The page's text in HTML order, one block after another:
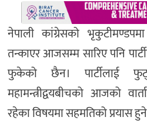
नेपाली कांग्रेसको
तन्काएर आजसम्म सारिए पनि
फुकेको छैन। पार्टीलाई
महामन्त्रीद्वयबीचको आजको
रहेका विषयमा सहमतिको प्रयास